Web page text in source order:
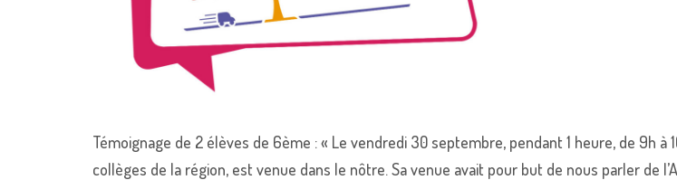
Témoignage de 2 élèves de 6ème : « Le vendredi 30 septembre, pendant 1 heure, de 9h
collèges de la région, est venue dans le nôtre. Sa venue avait pour but de nous parler de